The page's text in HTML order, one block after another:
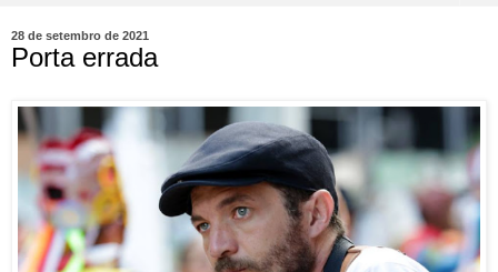
28 de setembro de 2021
Porta errada